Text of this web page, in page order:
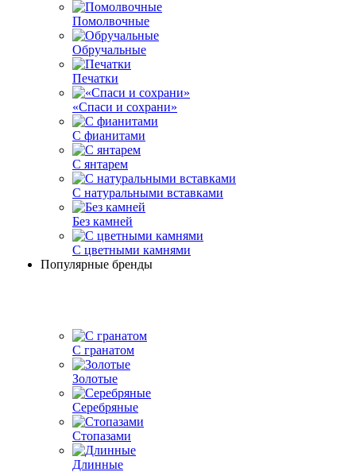
Помолвочные
Обручальные
Печатки
«Спаси и сохрани»
С фианитами
С янтарем
С натуральными вставками
Без камней
С цветными камнями
Популярные бренды
С гранатом
Золотые
Серебряные
Стопазами
Длинные